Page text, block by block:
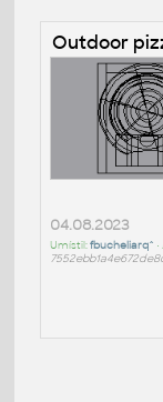
Outdoor
04.08.2023
Umístil:fbucheliarq^